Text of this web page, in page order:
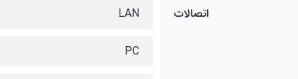
اتصالات LAN
PC